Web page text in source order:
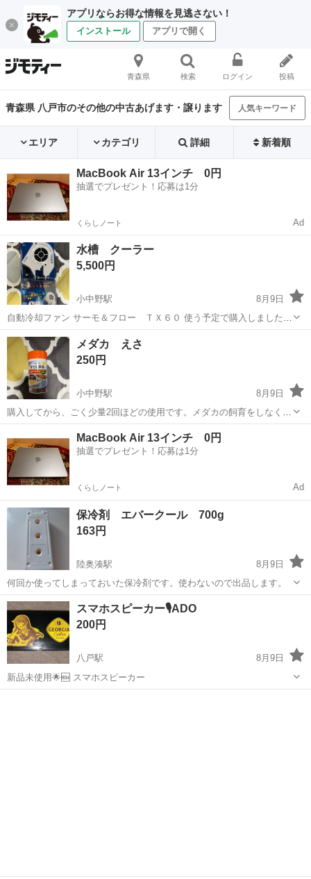
アプリならお得な情報を見逃さない！
インストール アプリで開く
青森県 検索 ログイン 投稿
青森県 八戸市のその他の中古あげます・譲ります 人気キーワード
エリア カテゴリ 詳細 新着順
MacBook Air 13インチ 0円
抽選でプレゼント！応募は1分
くらしノート Ad
水槽 クーラー
5,500円
小中野駅
8月9日
自動冷却ファン サーモ＆フロー ＴＸ６０ 使う予定で購入しました
が、今年の夏は必要なく未開封新品となっております。購入価格6,500
円ほどでした。 ※犬猫、喫煙者、子供はいない家庭での保管です。
青森 八戸市 小中野駅
メダカ えさ
250円
小中野駅
8月9日
購入してから、ごく少量2回ほどの使用です。メダカの飼育をしなくな
ったため、出品いたします。 高温多湿、直射日光は避けて保管してお
りました。 期限は2028.6となっております。 ※犬猫、喫煙者、子供は
いない家庭での保管です。
その他
MacBook Air 13インチ 0円
抽選でプレゼント！応募は1分
くらしノート Ad
保冷剤 エバークール 700g
163円
陸奥湊駅
8月9日
何回か使ってしまっておいた保冷剤です。使わないので出品します。
青森 八戸市 その他
スマホスピーカー🎙️ADO
200円
八戸駅
8月9日
新品未使用🌟🆕 スマホスピーカー